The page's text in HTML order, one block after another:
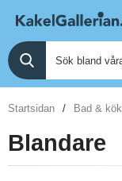
Startsidan Bad & kök
Blandare